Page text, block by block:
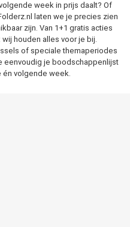
week in prijs daalt? Of
laten we je precies zien
zijn. Van 1+1 gratis acties
houden alles voor je bij.
of speciale themaperiodes
eenvoudig je boodschappenlijst
én volgende week.